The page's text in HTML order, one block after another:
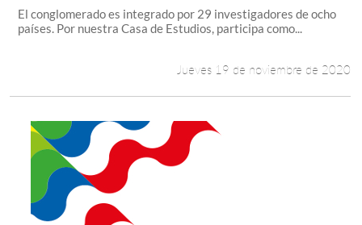
Estudiantes
Académicos
Alumni
English
El conglomerado es integrado por 29 investigadores de ocho
países. Por nuestra Casa de Estudios, participa como...
Jueves 19 de noviembre de 2020